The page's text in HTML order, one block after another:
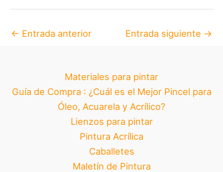
← Entrada anterior Entrada siguiente →
Materiales para pintar
Guía de Compra : ¿Cuál es el Mejor Pincel para
Óleo, Acuarela y Acrílico?
Lienzos para pintar
Pintura Acrílica
Caballetes
Maletín de Pintura